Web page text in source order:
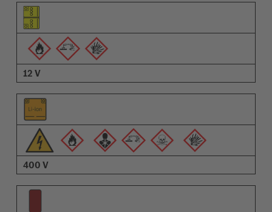
Pittogramma dell'elemento
Pittogrammi degli avvisi
Descrizione
12 V
400 V